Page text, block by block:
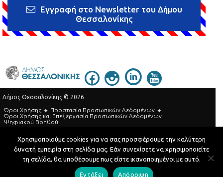
Εγγραφή στο Newsletter του Δήμου
Θεσσαλονίκης
Δήμος Θεσσαλονίκης © 2026
Όροι Χρήσης
Προστασία Προσωπικών Δεδομένων
Όροι Xρήσης και Eπεξεργασία Προσωπικών Δεδομένων
Ψηφιακού Βοηθού
Τηλεφωνικός Κατάλογος
Developed by MyCompany Projects
Χρησιμοποιούμε cookies για να σας προσφέρουμε την καλύτερη
δυνατή εμπειρία στη σελίδα μας. Εάν συνεχίσετε να χρησιμοποιείτε
τη σελίδα, θα υποθέσουμε πως είστε ικανοποιημένοι με αυτό.
Εντάξει Απόρριψη